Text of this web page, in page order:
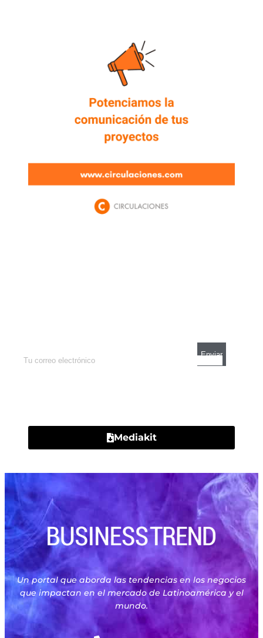
Mediakit
Un portal que aborda las tendencias en los negocios
que impactan en el mercado de Latinoamérica y el
mundo.